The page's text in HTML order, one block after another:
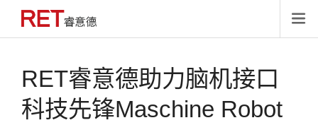

RET睿意德助力脑机接口
科技先锋Maschine Robot